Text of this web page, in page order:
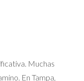
Muchas
En Tampa,